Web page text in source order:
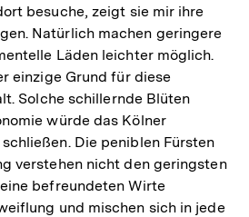
besuche, zeigt sie mir ihre
Natürlich machen geringere
Läden leichter möglich.
einzige Grund für diese
Solche schillernde Blüten
würde das Kölner
Die peniblen Fürsten
verstehen nicht den geringsten
befreundeten Wirte
und mischen sich in jede